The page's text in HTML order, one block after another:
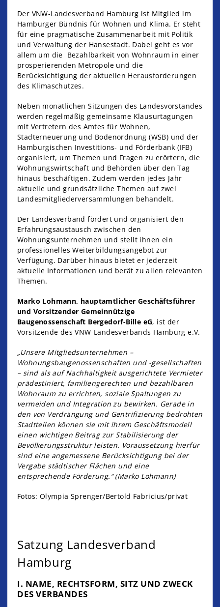
Der VNW-Landesverband Hamburg ist Mitglied im
Hamburger Bündnis für Wohnen und Klima. Er steht
für eine pragmatische Zusammenarbeit mit Politik
und Verwaltung der Hansestadt. Dabei geht es vor
allem um die Bezahlbarkeit von Wohnraum in einer
prosperierenden Metropole und die
Berücksichtigung der aktuellen Herausforderungen
des Klimaschutzes.
Neben monatlichen Sitzungen des Landesvorstandes
werden regelmäßig gemeinsame Klausurtagungen
mit Vertretern des Amtes für Wohnen,
Stadterneuerung und Bodenordnung (WSB) und der
Hamburgischen Investitions- und Förderbank (IFB)
organisiert, um Themen und Fragen zu erörtern, die
Wohnungswirtschaft und Behörden über den Tag
hinaus beschäftigen. Zudem werden jedes Jahr
aktuelle und grundsätzliche Themen auf zwei
Landesmitgliederversammlungen behandelt.
Der Landesverband fördert und organisiert den
Erfahrungsaustausch zwischen den
Wohnungsunternehmen und stellt ihnen ein
professionelles Weiterbildungsangebot zur
Verfügung. Darüber hinaus bietet er jederzeit
aktuelle Informationen und berät zu allen relevanten
Themen.
Marko Lohmann, hauptamtlicher Geschäftsführer
und Vorsitzender Gemeinnützige
Baugenossenschaft Bergedorf-Bille eG, ist der
Vorsitzende des VNW-Landesverbands Hamburg e.V.
„Unsere Mitgliedsunternehmen –
Wohnungsbaugenossenschaften und -gesellschaften
– sind als auf Nachhaltigkeit ausgerichtete Vermieter
prädestiniert, familiengerechten und bezahlbaren
Wohnraum zu errichten, soziale Spaltungen zu
vermeiden und Integration zu bewirken. Gerade in
den von Verdrängung und Gentrifizierung bedrohten
Stadtteilen können sie mit ihrem Geschäftsmodell
einen wichtigen Beitrag zur Stabilisierung der
Bevölkerungsstruktur leisten. Voraussetzung hierfür
sind eine angemessene Berücksichtigung bei der
Vergabe städtischer Flächen und eine
entsprechende Förderung.“ (Marko Lohmann)
Fotos: Olympia Sprenger/Bertold Fabricius/privat
Satzung Landesverband
Hamburg
I. NAME, RECHTSFORM, SITZ UND ZWECK
DES VERBANDES